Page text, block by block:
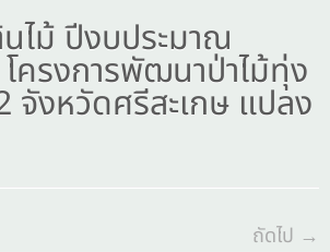
ไม้ ปีงบประมาณ
ครงการพัฒนาป่าไม้ทุ่ง
จังหวัดศรีสะเกษ แปลง
ถัดไป →